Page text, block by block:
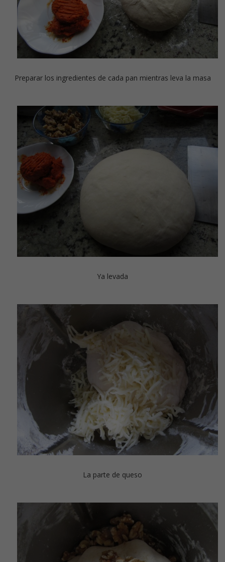
Preparar los ingredientes de cada pan mientras leva la masa
Ya levada
La parte de queso